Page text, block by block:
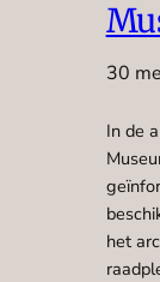
30
In de
het